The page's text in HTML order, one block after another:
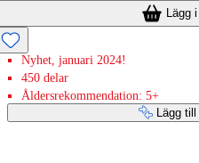
Lägg
Nyhet, januari 2024!
450 delar
Åldersrekommendation: 5+
Lägg